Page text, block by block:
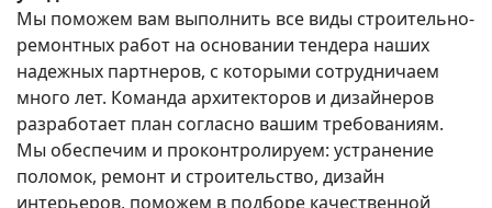
Мы поможем вам выполнить все виды строительно-
ремонтных работ на основании тендера наших
надежных партнеров, с которыми сотрудничаем
много лет. Команда архитекторов и дизайнеров
разработает план согласно вашим требованиям.
Мы обеспечим и проконтролируем: устранение
поломок, ремонт и строительство, дизайн
интерьеров, поможем в подборе качественной